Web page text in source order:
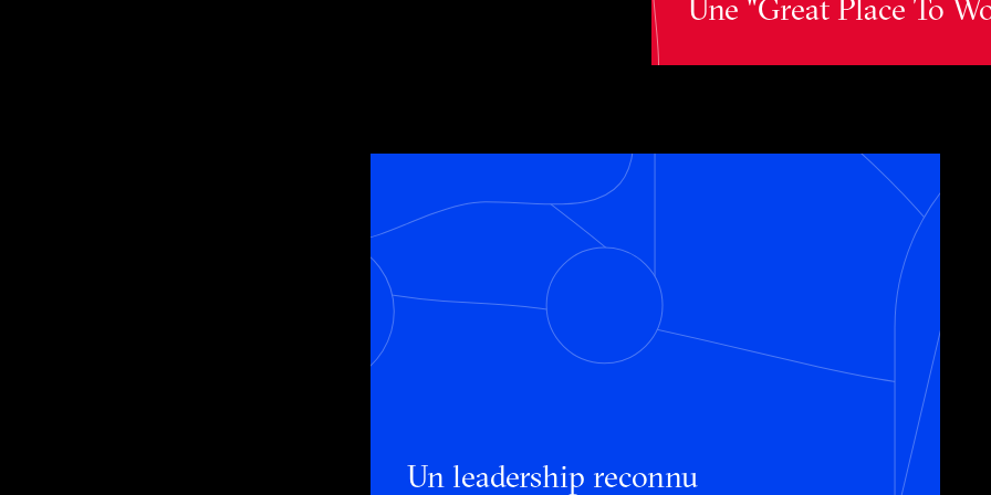
Une "Great Place To
Un leadership reconnu
Un leadership reconnu